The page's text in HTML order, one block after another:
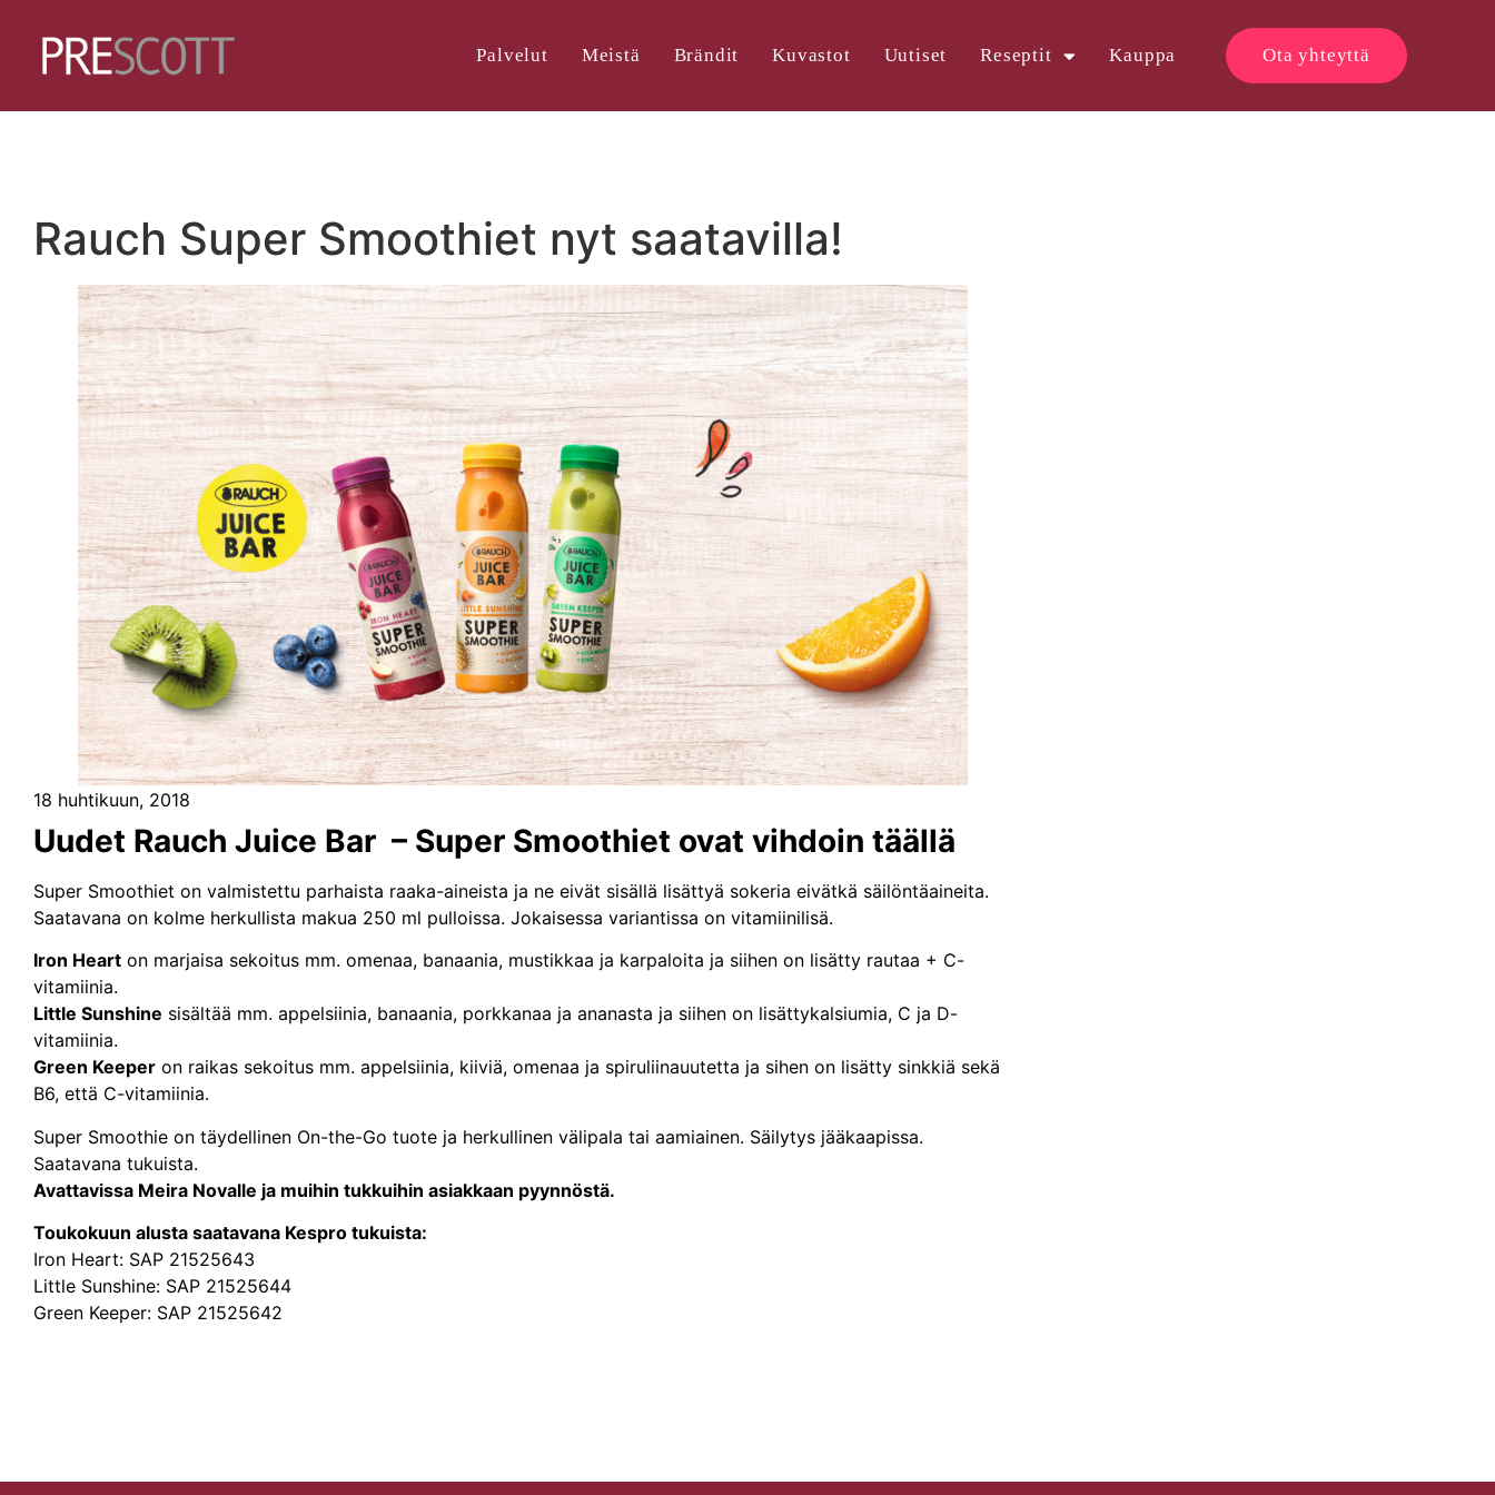
Palvelut Meistä Brändit Kuvastot Uutiset Reseptit Kauppa Ota yhteyttä
Rauch Super Smoothiet nyt saatavilla!
18 huhtikuun, 2018
Uudet Rauch Juice Bar – Super Smoothiet ovat vihdoin täällä
Super Smoothiet on valmistettu parhaista raaka-aineista ja ne eivät sisällä lisättyä sokeria eivätkä säilöntäaineita.
Saatavana on kolme herkullista makua 250 ml pulloissa. Jokaisessa variantissa on vitamiinilisä.
Iron Heart on marjaisa sekoitus mm. omenaa, banaania, mustikkaa ja karpaloita ja siihen on lisätty rautaa + C-
vitamiinia.
Little Sunshine sisältää mm. appelsiinia, banaania, porkkanaa ja ananasta ja siihen on lisättykalsiumia, C ja D-
vitamiinia.
Green Keeper on raikas sekoitus mm. appelsiinia, kiiviä, omenaa ja spiruliinauutetta ja sihen on lisätty sinkkiä sekä
B6, että C-vitamiinia.
Super Smoothie on täydellinen On-the-Go tuote ja herkullinen välipala tai aamiainen. Säilytys jääkaapissa.
Saatavana tukuista.
Avattavissa Meira Novalle ja muihin tukkuihin asiakkaan pyynnöstä.
Toukokuun alusta saatavana Kespro tukuista:
Iron Heart: SAP 21525643
Little Sunshine: SAP 21525644
Green Keeper: SAP 21525642